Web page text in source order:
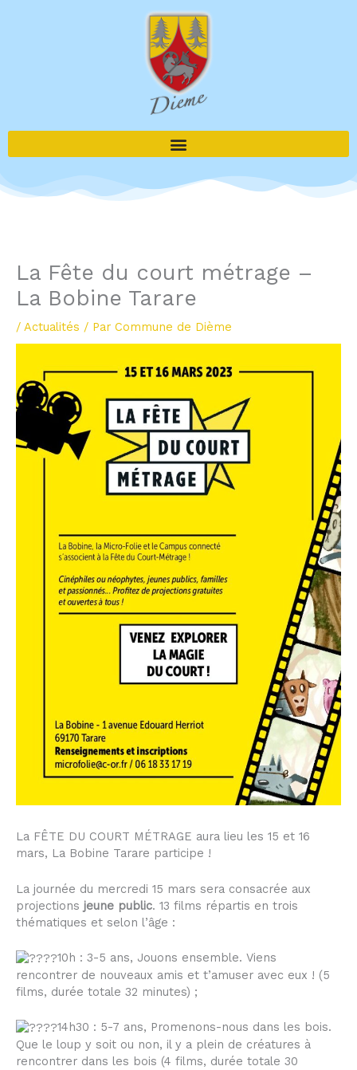
La Fête du court métrage –
La Bobine Tarare
/ Actualités / Par Commune de Dième
La FÊTE DU COURT MÉTRAGE aura lieu les 15 et 16
mars, La Bobine Tarare participe !
La journée du mercredi 15 mars sera consacrée aux
projections jeune public. 13 films répartis en trois
thématiques et selon l’âge :
10h : 3-5 ans, Jouons ensemble. Viens
rencontrer de nouveaux amis et t’amuser avec eux ! (5
films, durée totale 32 minutes) ;
14h30 : 5-7 ans, Promenons-nous dans les bois.
Que le loup y soit ou non, il y a plein de créatures à
rencontrer dans les bois (4 films, durée totale 30